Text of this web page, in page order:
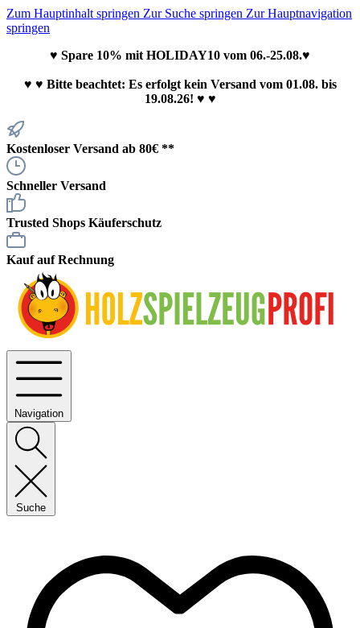
Zum Hauptinhalt springen Zur Suche springen Zur Hauptnavigation
springen
♥ Spare 10% mit HOLIDAY10 vom 06.-25.08.♥
♥ ♥ Bitte beachtet: Es erfolgt kein Versand vom 01.08. bis
19.08.26! ♥ ♥
Kostenloser Versand ab 80€ **
Schneller Versand
Trusted Shops Käuferschutz
Kauf auf Rechnung
Navigation
Suche